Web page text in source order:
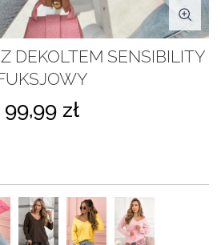
DEKOLTEM SENSIBILITY
99,99 zł